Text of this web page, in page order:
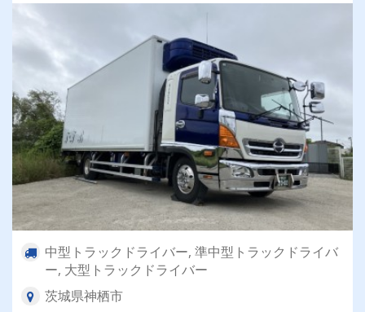
中型トラックドライバー, 準中型トラックドライバ
ー, 大型トラックドライバー
茨城県神栖市